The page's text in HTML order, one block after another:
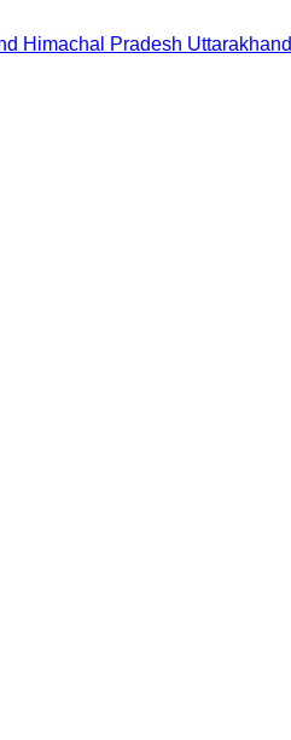
Himachal Pradesh Uttarakhand